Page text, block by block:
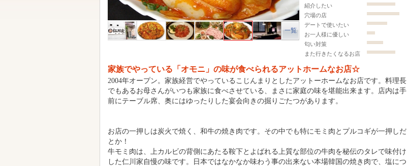
一覧
紹介したい
穴場の店
デートで使いたい
お一人様に優しい
匂い対策
また行きたくなるお店
家族でやっている「オモニ」の味が食べられるアットホームなお店☆
2004年オープン。家族経営でやっているこじんまりとしたアットーホームなお店です。料理長
でもあるお母さんがいつも家族に食べさせている、まさに家庭の味を堪能出来ます。店内は手
前にテーブル席、奥にはゆったりした宴会向きの掘りごたつがあります。
お店の一押しは炭火で焼く、和牛の焼き肉です。その中でも特にモミ肉とプルコギが一押しだ
とか！
牛モミ肉は、上カルビの背側にあたる鞍下とよばれる上質な部位の牛肉を秘伝のタレで味付け
した仁川家自慢の味です。日本ではなかなか味わう事の出来ない本場韓国の焼き肉で、塩につ